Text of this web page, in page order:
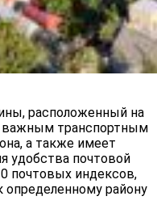
расположенный на
важным транспортным
а также имеет
удобства почтовой
почтовых индексов,
району